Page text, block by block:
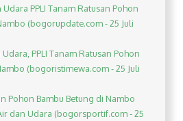
PPLI Tanam Ratusan Pohon
(bogorupdate.com - 25 Juli
PPLI Tanam Ratusan Pohon
(bogoristimewa.com - 25 Juli
Pohon Bambu Betung di Nambo
dan Udara (bogorsportif.com - 25